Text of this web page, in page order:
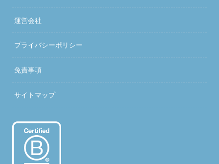
運営会社
プライバシーポリシー
免責事項
サイトマップ